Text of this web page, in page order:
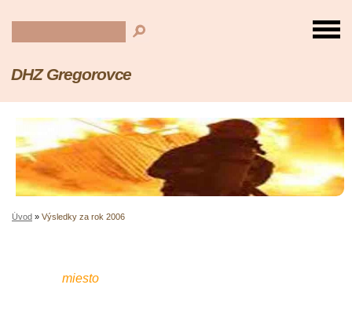
DHZ Gregorovce
Úvod » Výsledky za rok 2006
miesto